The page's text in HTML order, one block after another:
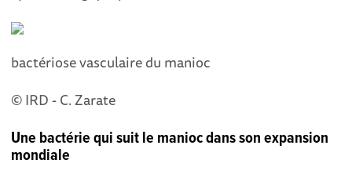
bactériose vasculaire du manioc
© IRD - C. Zarate
Une bactérie qui suit le manioc dans son expansion
mondiale